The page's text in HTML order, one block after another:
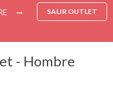
SALIR OUTLET
- Hombre